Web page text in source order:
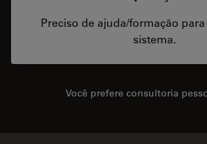
Preciso de ajuda/formação
sistema.
Você prefere consultoria